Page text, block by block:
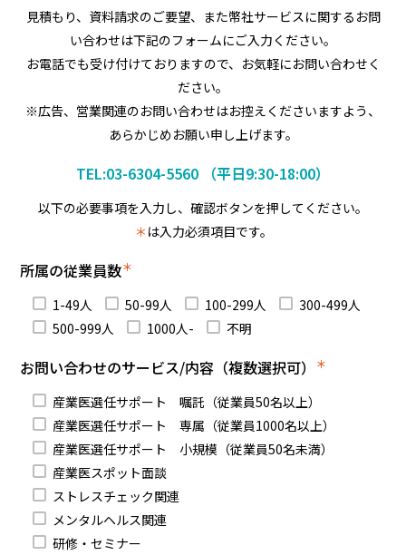
見積もり、資料請求のご要望、また幣社サービスに関するお問
い合わせは下記のフォームにご入力ください。
お電話でも受け付けておりますので、お気軽にお問い合わせく
ださい。
※広告、営業関連のお問い合わせはお控えくださいますよう、
あらかじめお願い申し上げます。
TEL:03-6304-5560 （平日9:30-18:00）
以下の必要事項を入力し、確認ボタンを押してください。
＊ は入力必須項目です。
所属の従業員数＊
1-49人 50-99人 100-299人
300-499人
500-999人
1000人- 不明
お問い合わせのサービス/内容（複数選択可） ＊
産業医選任サポート 嘱託（従業員50名以上）
産業医選任サポート 専属（従業員1000名以上）
産業医選任サポート 小規模（従業員50名未満）
産業医スポット面談
ストレスチェック関連
メンタルヘルス関連
研修・セミナー